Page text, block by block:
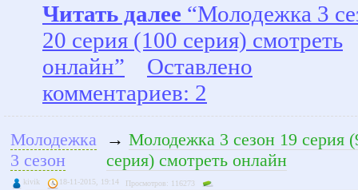
Читать далее “Молодежка 3
20 серия (100 серия) смотреть
онлайн”
Оставлено
комментариев: 2
Молодежка
3 сезон
→ Молодежка 3 сезон 19 серия
серия) смотреть онлайн
kivik 18-11-2015, 19:14 Просмотров: 116273